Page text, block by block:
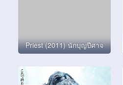
Priest (2011) นักบุญปีศาจ